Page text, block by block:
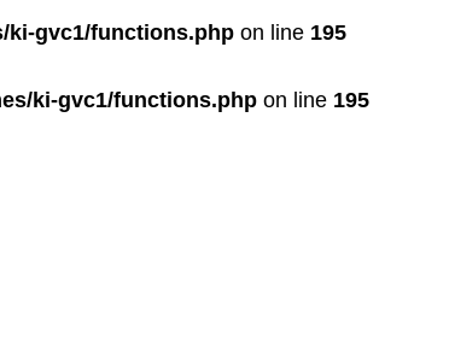
ki-gvc1/functions.php on line 195
ki-gvc1/functions.php on line 195